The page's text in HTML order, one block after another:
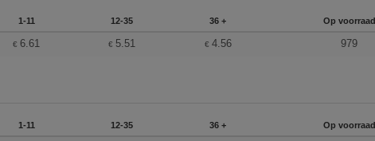
1-11 12-35 36 + Op voorraad
€6.61 € 5.51 € 4.56 979
1-11 12-35 36 + Op voorraad